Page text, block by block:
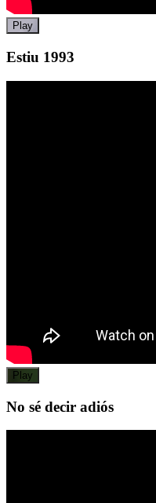
Play
Estiu 1993
Play
No sé decir adiós